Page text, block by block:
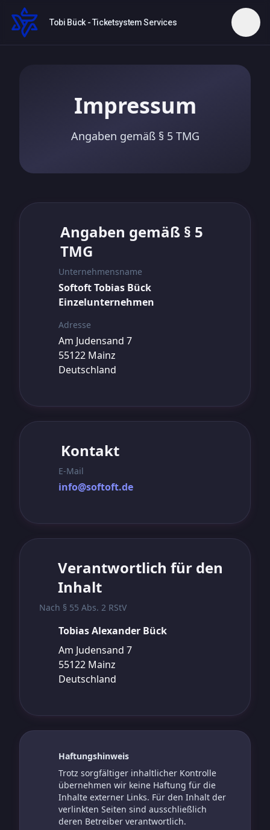
Tobi Bück - Ticketsystem Services
Impressum
Angaben gemäß § 5 TMG
Angaben gemäß § 5
TMG
Unternehmensname
Softoft Tobias Bück
Einzelunternehmen
Adresse
Am Judensand 7
55122 Mainz
Deutschland
Kontakt
E-Mail
info@softoft.de
Verantwortlich für den
Inhalt
Nach § 55 Abs. 2 RStV
Tobias Alexander Bück
Am Judensand 7
55122 Mainz
Deutschland
Haftungshinweis
Trotz sorgfältiger inhaltlicher Kontrolle
übernehmen wir keine Haftung für die
Inhalte externer Links. Für den Inhalt der
verlinkten Seiten sind ausschließlich
deren Betreiber verantwortlich.